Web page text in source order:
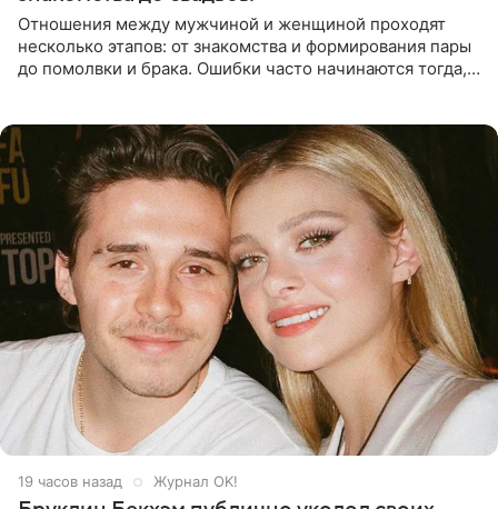
Отношения между мужчиной и женщиной проходят
несколько этапов: от знакомства и формирования пары
до помолвки и брака. Ошибки часто начинаются тогда,
19 часов назад Журнал OK!